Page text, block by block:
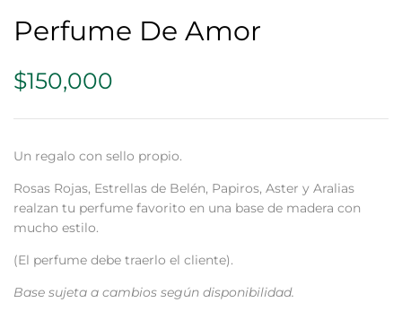
Perfume De Amor
$150,000
Un regalo con sello propio.
Rosas Rojas, Estrellas de Belén, Papiros, Aster y Aralias
realzan tu perfume favorito en una base de madera con
mucho estilo.
(El perfume debe traerlo el cliente).
Base sujeta a cambios según disponibilidad.